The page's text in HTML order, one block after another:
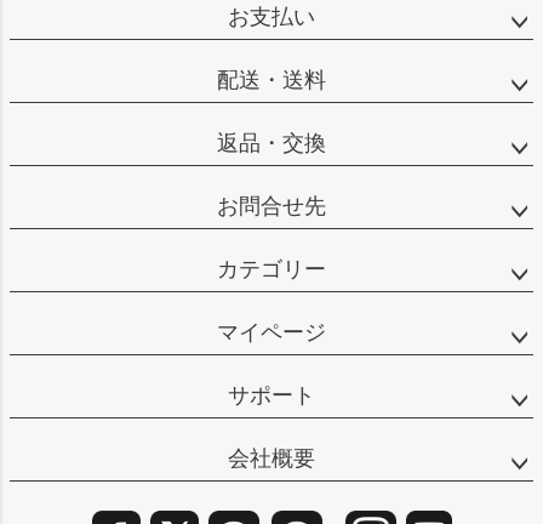
お支払い
配送・送料
返品・交換
お問合せ先
カテゴリー
マイページ
サポート
会社概要